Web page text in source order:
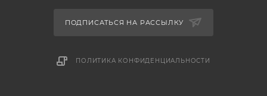
ПОДПИСАТЬСЯ НА РАССЫЛКУ
ПОЛИТИКА КОНФИДЕНЦИАЛЬНОСТИ